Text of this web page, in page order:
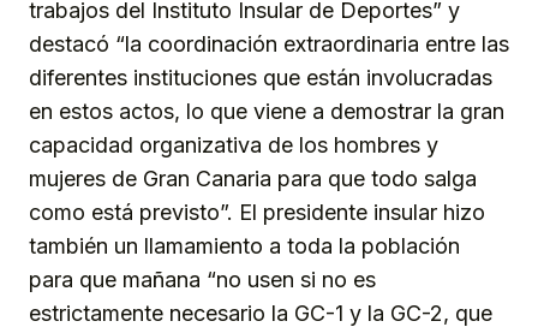
trabajos del Instituto Insular de Deportes” y
destacó “la coordinación extraordinaria entre las
diferentes instituciones que están involucradas
en estos actos, lo que viene a demostrar la gran
capacidad organizativa de los hombres y
mujeres de Gran Canaria para que todo salga
como está previsto”. El presidente insular hizo
también un llamamiento a toda la población
para que mañana “no usen si no es
estrictamente necesario la GC-1 y la GC-2, que